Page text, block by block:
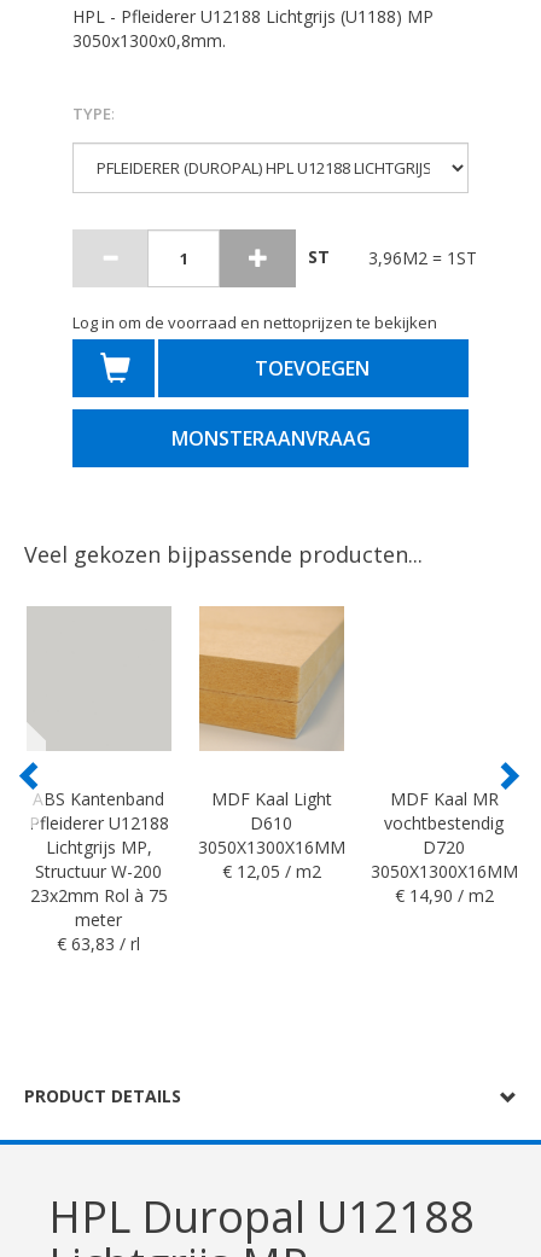
HPL - Pfleiderer U12188 Lichtgrijs (U1188) MP
3050x1300x0,8mm.
TYPE:
ST 3,96M2 = 1ST
Log in om de voorraad en nettoprijzen te bekijken
TOEVOEGEN
MONSTERAANVRAAG
Veel gekozen bijpassende producten...
ABS Kantenband
Pfleiderer U12188
Lichtgrijs MP,
Structuur W-200
23x2mm Rol à 75
meter
€ 63,83 / rl
MDF Kaal Light
D610
3050X1300X16MM
€ 12,05 / m2
MDF Kaal MR
vochtbestendig
D720
3050X1300X16MM
€ 14,90 / m2
PRODUCT DETAILS
HPL Duropal U12188